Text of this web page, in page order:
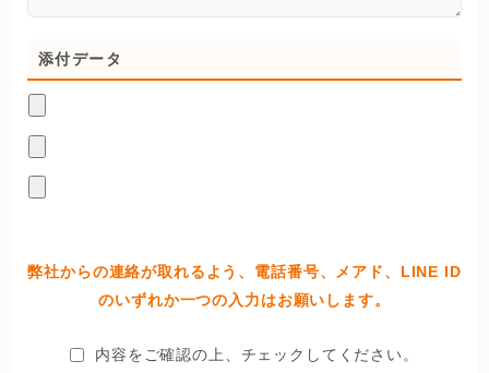
添付データ
弊社からの連絡が取れるよう、電話番号、メアド、LINE ID
のいずれか一つの入力はお願いします。
内容をご確認の上、チェックしてください。